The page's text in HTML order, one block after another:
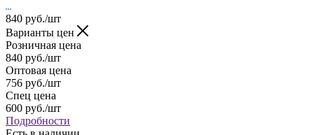
840 руб./шт
Варианты цен
Розничная цена
840 руб./шт
Оптовая цена
756 руб./шт
Спец цена
600 руб./шт
Подробности